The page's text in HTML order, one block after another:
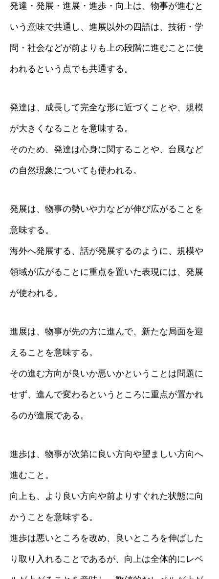
発達・発展・進展・進歩・向上は、物事が進むと
いう意味で共通し、進展以外の四語は、技術・学
問・社会などが前よりも上の段階に進むことに使
われるという点でも共通する。
発達は、成長して完全な形に近づくことや、規模
が大きくなることを意味する。
そのため、発達は心身に関することや、台風など
の自然現象についても使われる。
発展は、物事の勢いや力などが伸び広がることを
意味する。
海外へ発展する、話が発展するのように、規模や
領域が広がることに重点を置いた表現には、発展
が使われる。
進展は、物事が先の方に進んで、新たな局面を迎
えることを意味する。
その進む方向が良いか悪いかということは問題に
せず、進んで変わるというところに重点が置かれ
るのが進展である。
進歩は、物事が次第に良い方向や望ましい方向へ
進むこと。
向上も、より良い方向や前よりすぐれた状態に向
かうことを意味する。
進歩は悪いところを改め、良いところを伸ばした
り取り入れることであるが、向上は全体的にレベ